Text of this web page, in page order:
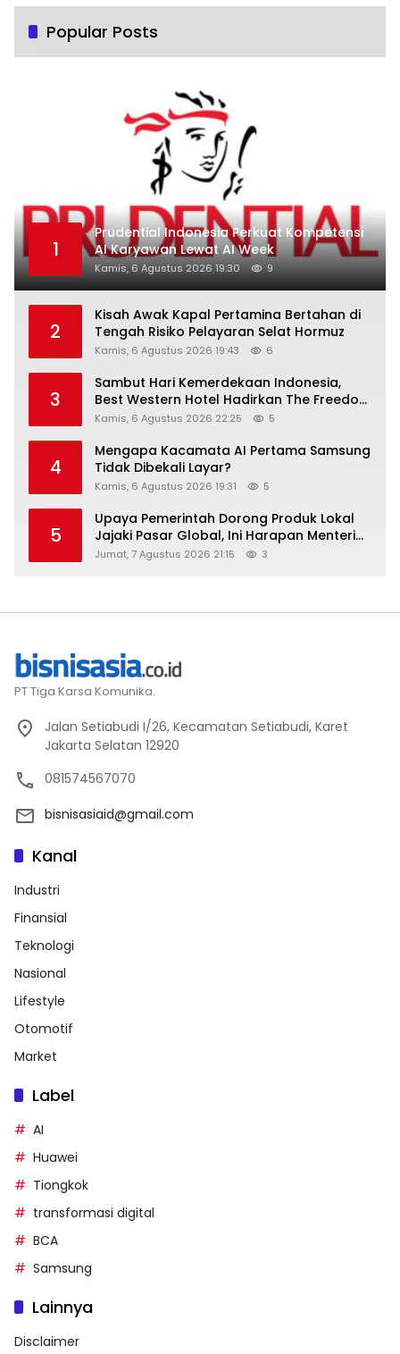
Popular Posts
1
Prudential Indonesia Perkuat Kompetensi
AI Karyawan Lewat AI Week
Kamis, 6 Agustus 2026 19:30 9
2
Kisah Awak Kapal Pertamina Bertahan di
Tengah Risiko Pelayaran Selat Hormuz
Kamis, 6 Agustus 2026 19:43 6
3
Sambut Hari Kemerdekaan Indonesia,
Best Western Hotel Hadirkan The Freedom
Stay Diskon Hingga 45%
Kamis, 6 Agustus 2026 22:25 5
4
Mengapa Kacamata AI Pertama Samsung
Tidak Dibekali Layar?
Kamis, 6 Agustus 2026 19:31 5
5
Upaya Pemerintah Dorong Produk Lokal
Jajaki Pasar Global, Ini Harapan Menteri
Perindustrian RI Lewat ILT dan IGT Expo
Jumat, 7 Agustus 2026 21:15 3
PT Tiga Karsa Komunika.
Jalan Setiabudi I/26, Kecamatan Setiabudi, Karet
Jakarta Selatan 12920
081574567070
bisnisasiaid@gmail.com
Kanal
Industri
Finansial
Teknologi
Nasional
Lifestyle
Otomotif
Market
Label
AI
Huawei
Tiongkok
transformasi digital
BCA
Samsung
Lainnya
Disclaimer